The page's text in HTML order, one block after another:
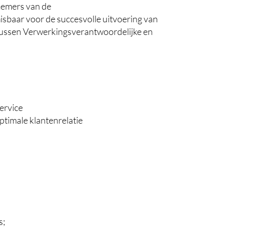
van de
voor de succesvolle uitvoering van
Verwerkingsverantwoordelijke en
klantenrelatie